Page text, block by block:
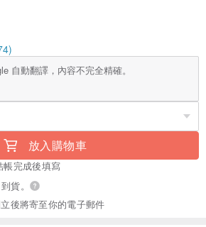
自動翻譯，內容不完全精確。
放入購物車
帳完成後填寫
貨。
後將寄至你的電子郵件